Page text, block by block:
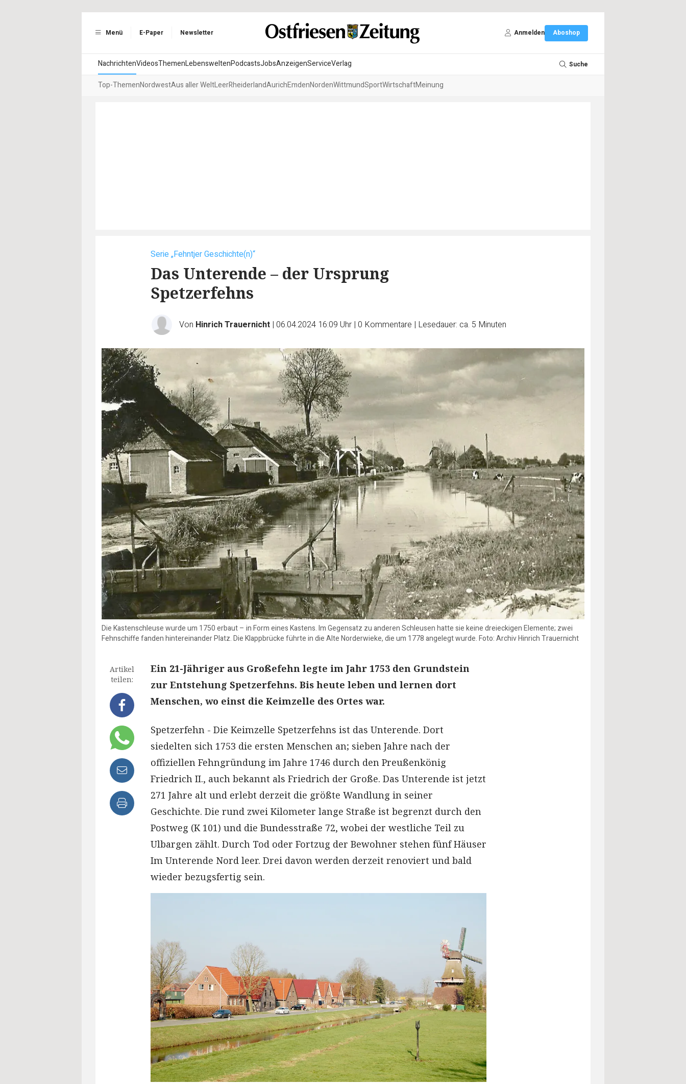
Menü E-Paper Newsletter Anmelden Aboshop
NachrichtenVideosThemenLebensweltenPodcastsJobsAnzeigenServiceVerlag Suche
Top-ThemenNordwestAus aller WeltLeerRheiderlandAurichEmdenNordenWittmundSportWirtschaftMeinung
Serie „Fehntjer Geschichte(n)“
Das Unterende – der Ursprung
Spetzerfehns
Von Hinrich Trauernicht | 06.04.2024 16:09 Uhr | 0 Kommentare | Lesedauer: ca. 5 Minuten
Die Kastenschleuse wurde um 1750 erbaut – in Form eines Kastens. Im Gegensatz zu anderen Schleusen hatte sie keine dreieckigen Elemente; zwei
Fehnschiffe fanden hintereinander Platz. Die Klappbrücke führte in die Alte Norderwieke, die um 1778 angelegt wurde. Foto: Archiv Hinrich Trauernicht
Artikel
teilen:
Ein 21-Jähriger aus Großefehn legte im Jahr 1753 den Grundstein
zur Entstehung Spetzerfehns. Bis heute leben und lernen dort
Menschen, wo einst die Keimzelle des Ortes war.
Spetzerfehn - Die Keimzelle Spetzerfehns ist das Unterende. Dort
siedelten sich 1753 die ersten Menschen an; sieben Jahre nach der
offiziellen Fehngründung im Jahre 1746 durch den Preußenkönig
Friedrich II., auch bekannt als Friedrich der Große. Das Unterende ist jetzt
271 Jahre alt und erlebt derzeit die größte Wandlung in seiner
Geschichte. Die rund zwei Kilometer lange Straße ist begrenzt durch den
Postweg (K 101) und die Bundesstraße 72, wobei der westliche Teil zu
Ulbargen zählt. Durch Tod oder Fortzug der Bewohner stehen fünf Häuser
Im Unterende Nord leer. Drei davon werden derzeit renoviert und bald
wieder bezugsfertig sein.